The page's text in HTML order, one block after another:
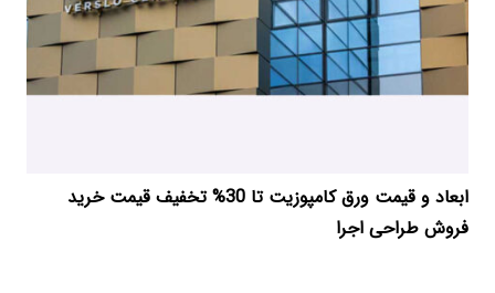
ابعاد و قیمت ورق کامپوزیت تا 30% تخفیف قیمت خرید
فروش طراحی اجرا